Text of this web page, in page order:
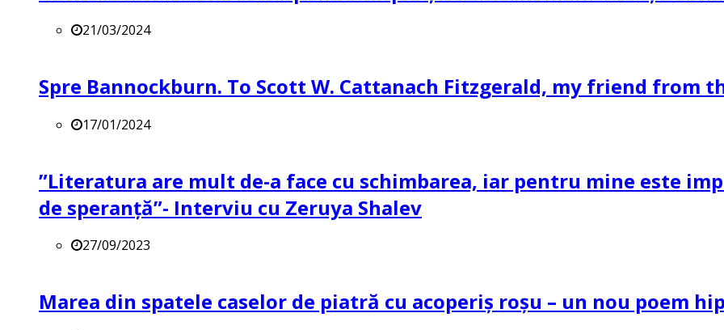
21/03/2024
Spre Bannockburn. To Scott W. Cattanach Fitzgerald, my friend from
17/01/2024
”Literatura are mult de-a face cu schimbarea, iar pentru mine este
de speranță”- Interviu cu Zeruya Shalev
27/09/2023
Marea din spatele caselor de piatră cu acoperiș roșu – un nou poem